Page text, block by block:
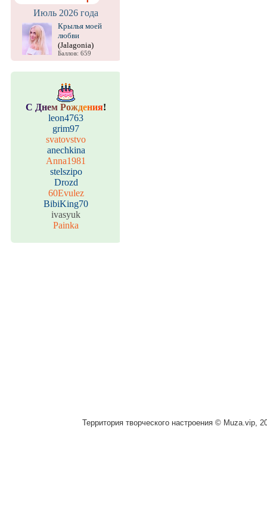
Июль 2026 года
Крылья моей
любви
(Jalagonia)
Баллов: 659
С Днем Рождения!
leon4763
grim97
svatovstvo
anechkina
Anna1981
stelszipo
Drozd
60Evulez
BibiKing70
ivasyuk
Painka
Территория творческого настроения © Muza.vip,